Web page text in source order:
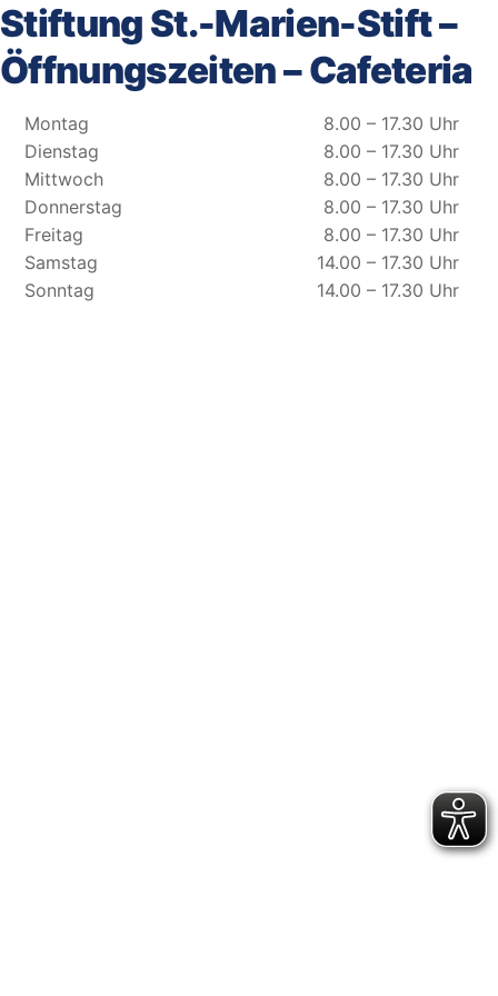
Stiftung St.-Marien-Stift –
Öffnungszeiten – Cafeteria
Montag
Dienstag
Mittwoch
Donnerstag
Freitag
Samstag
Sonntag
8.00 – 17.30 Uhr
8.00 – 17.30 Uhr
8.00 – 17.30 Uhr
8.00 – 17.30 Uhr
8.00 – 17.30 Uhr
14.00 – 17.30 Uhr
14.00 – 17.30 Uhr